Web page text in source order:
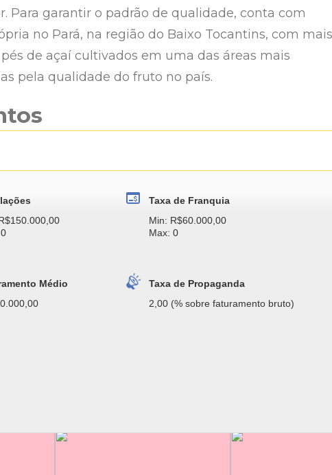
Para garantir o padrão de qualidade, conta com
no Pará, na região do Baixo Tocantins, com mais
de açaí cultivados em uma das áreas mais
pela qualidade do fruto no país.
Taxa de Franquia
Min: R$60.000,00
Max: 0
Médio
Taxa de Propaganda
2,00 (% sobre faturamento bruto)